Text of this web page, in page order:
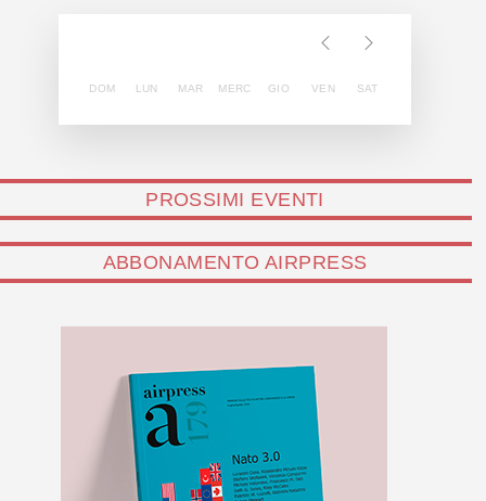
DOM LUN MAR MERC GIO VEN SAT
PROSSIMI EVENTI
ABBONAMENTO AIRPRESS